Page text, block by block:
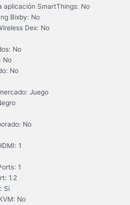
aplicación SmartThings: No
Bixby: No
Dex: No
No
No
No
Juego
No
1
1
1.2
Si
No